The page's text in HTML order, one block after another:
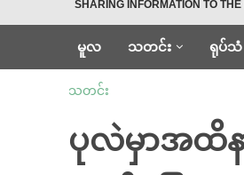
SHARING INFORMATION TO
မူလ သတင်း ရုပ်သံ
သတင်း
ပုလဲမှာအထိန